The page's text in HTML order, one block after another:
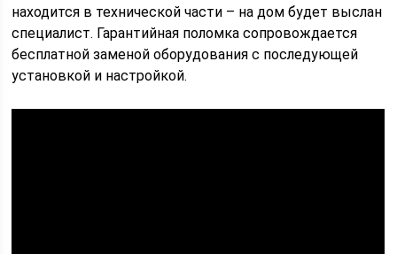
находится в технической части – на дом будет выслан
специалист. Гарантийная поломка сопровождается
бесплатной заменой оборудования с последующей
установкой и настройкой.